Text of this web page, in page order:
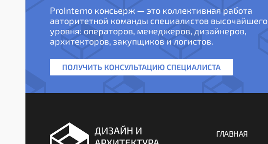
ProInterno консьерж — это коллективная работа
авторитетной команды специалистов высочайшего
уровня: операторов, менеджеров, дизайнеров,
архитекторов, закупщиков и логистов.
ПОЛУЧИТЬ КОНСУЛЬТАЦИЮ СПЕЦИАЛИСТА
ГЛАВНАЯ